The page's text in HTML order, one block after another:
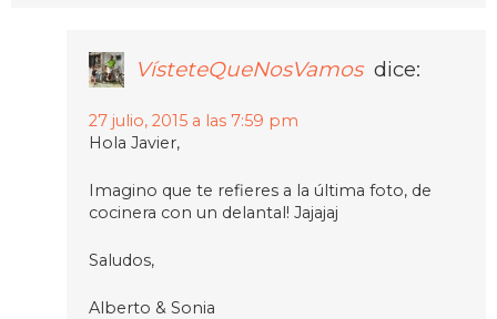
VísteteQueNosVamos dice:
27 julio, 2015 a las 7:59 pm
Hola Javier,
Imagino que te refieres a la última foto, de
cocinera con un delantal! Jajajaj
Saludos,
Alberto & Sonia